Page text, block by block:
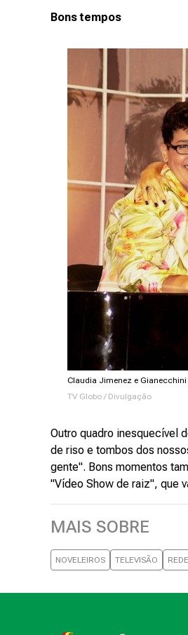
Bons tempos
Claudia Jimenez e Gianecchini
TV Globo / Divulgação
Outro quadro inesquecível
de riso e tombos dos
gente". Bons momentos
"Vídeo Show de raiz", que
MAIS SOBRE
NOVELEIROS TELEVISÃO